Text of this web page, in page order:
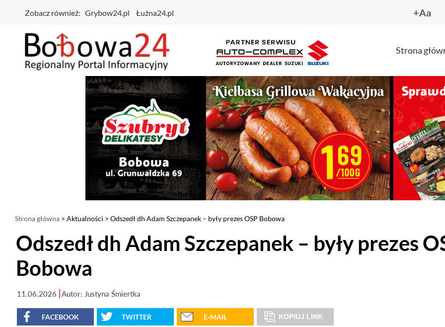
Zobacz również: Grybow24.pl Łużna24.pl +Aa
Strona
Strona główna > Aktualności > Odszedł dh Adam Szczepanek – były prezes OSP Bobowa
Odszedł dh Adam Szczepanek – były prezes
Bobowa
11.06.2026 Autor: Justyna Śmiertka
FACEBOOK TWITTER E-MAIL KOPIUJ LINK